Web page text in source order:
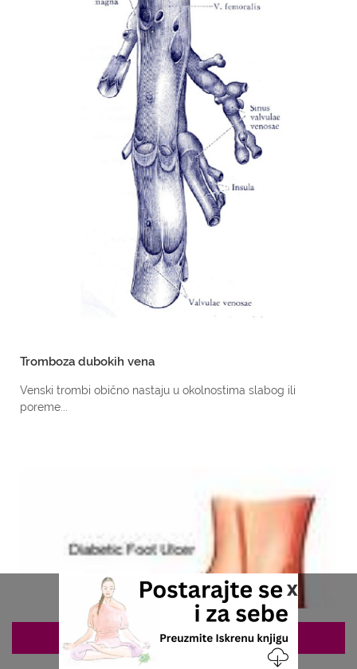
Tromboza dubokih vena
Venski trombi obično nastaju u okolnostima slabog ili
poreme...
x
ZAKAZIVANJE 063/687-460